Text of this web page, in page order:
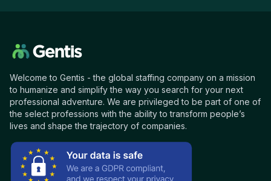
Welcome to Gentis - the global staffing company on a mission
to humanize and simplify the way you search for your next
professional adventure. We are privileged to be part of one of
the select professions with the ability to transform people’s
lives and shape the trajectory of companies.